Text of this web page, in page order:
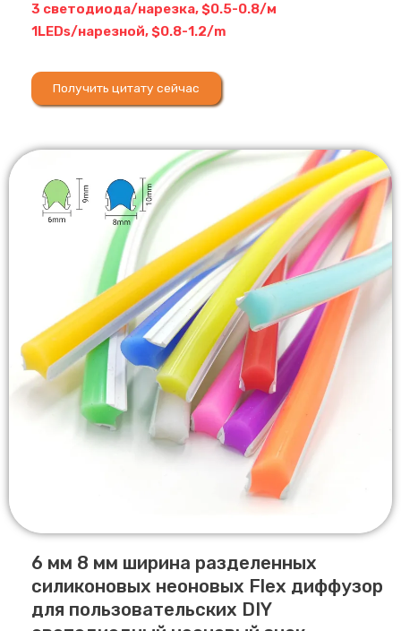
3 светодиода/нарезка, $0.5-0.8/м
1LEDs/нарезной, $0.8-1.2/m
Получить цитату сейчас
6 мм 8 мм ширина разделенных
силиконовых неоновых Flex диффузор
для пользовательских DIY